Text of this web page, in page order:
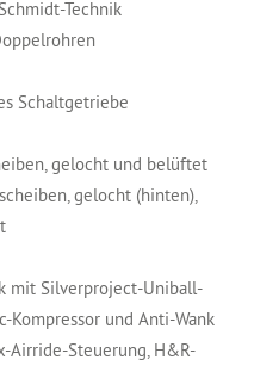
Technik
Schaltgetriebe
gelocht und belüftet
gelocht (hinten),
mit Silverproject-Uniball-
Kompressor und Anti-Wank
Airride-Steuerung, H&R-